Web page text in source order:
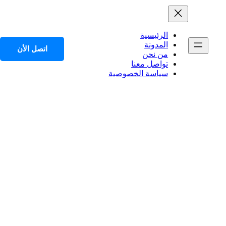
الرئيسية
المدونة
من نحن
تواصل معنا
سياسة الخصوصية
اتصل الأن